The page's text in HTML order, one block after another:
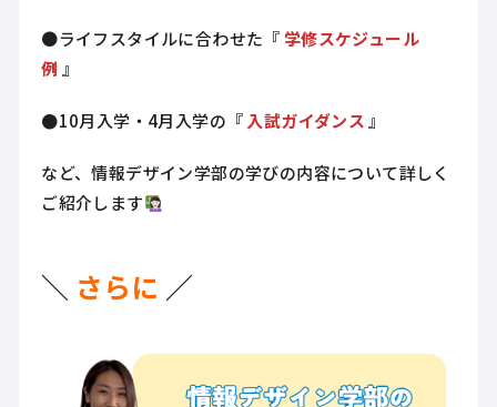
●ライフスタイルに合わせた『 学修スケジュール
例 』
●10月入学・4月入学の『 入試ガイダンス 』
など、情報デザイン学部の学びの内容について詳しく
ご紹介します
＼ さらに ／